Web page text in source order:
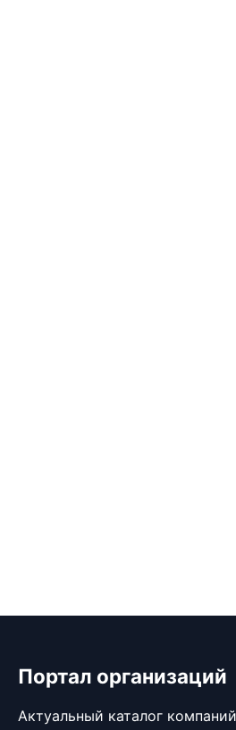
Портал организаций
Актуальный каталог